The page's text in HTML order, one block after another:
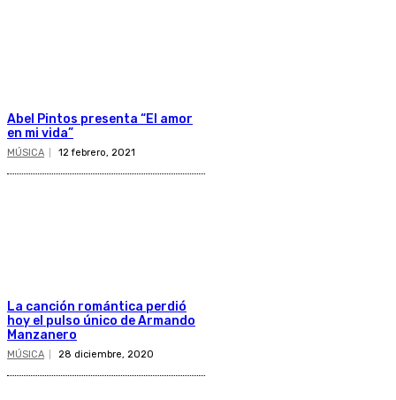
Abel Pintos presenta “El amor
en mi vida”
MÚSICA 12 febrero, 2021
La canción romántica perdió
hoy el pulso único de Armando
Manzanero
MÚSICA 28 diciembre, 2020